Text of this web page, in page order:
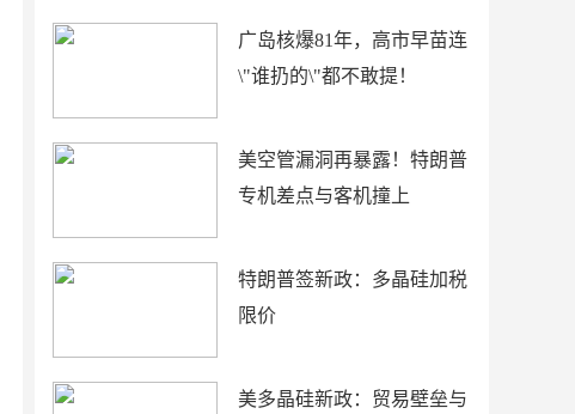
广岛核爆81年，高市早苗连
\"谁扔的\"都不敢提！
美空管漏洞再暴露！特朗普
专机差点与客机撞上
特朗普签新政：多晶硅加税
限价
美多晶硅新政：贸易壁垒与